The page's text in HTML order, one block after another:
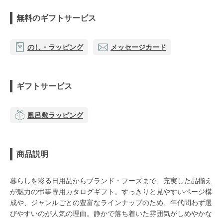
無料のギフトサービス
のし・ラッピング メッセージカード
ギフトサービス
風呂敷ラッピング
商品説明
暮らしを彩る日用品からブランド・フーズまで、充実した品揃え
が魅力の弔事専用カタログギフト。すっきりと見やすいページ構
成や、ジャンルごとの豊富なラインナップのため、年代問わず選
びやすいのが人気の理由。静かで落ち着いた雰囲気がしめやかな